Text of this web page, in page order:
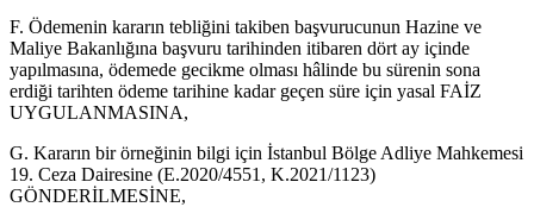
F. Ödemenin kararın tebliğini takiben başvurucunun Hazine ve
Maliye Bakanlığına başvuru tarihinden itibaren dört ay içinde
yapılmasına, ödemede gecikme olması hâlinde bu sürenin sona
erdiği tarihten ödeme tarihine kadar geçen süre için yasal FAİZ
UYGULANMASINA,
G. Kararın bir örneğinin bilgi için İstanbul Bölge Adliye Mahkemesi
19. Ceza Dairesine (E.2020/4551, K.2021/1123)
GÖNDERİLMESİNE,